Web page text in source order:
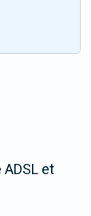
et